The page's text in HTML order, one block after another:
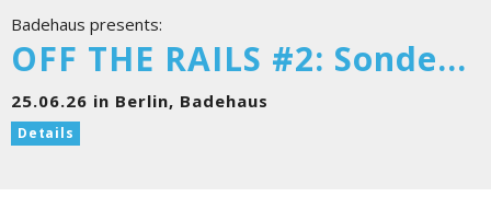
Badehaus presents:
OFF THE RAILS #2: Sonderpark & Musseldog
25.06.26 in Berlin, Badehaus
Details